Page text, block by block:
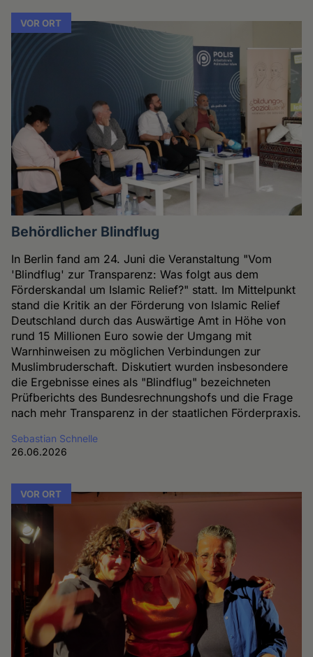
VOR ORT
Behördlicher Blindflug
In Berlin fand am 24. Juni die Veranstaltung "Vom
'Blindflug' zur Transparenz: Was folgt aus dem
Förderskandal um Islamic Relief?" statt. Im Mittelpunkt
stand die Kritik an der Förderung von Islamic Relief
Deutschland durch das Auswärtige Amt in Höhe von
rund 15 Millionen Euro sowie der Umgang mit
Warnhinweisen zu möglichen Verbindungen zur
Muslimbruderschaft. Diskutiert wurden insbesondere
die Ergebnisse eines als "Blindflug" bezeichneten
Prüfberichts des Bundesrechnungshofs und die Frage
nach mehr Transparenz in der staatlichen Förderpraxis.
Sebastian Schnelle
26.06.2026
VOR ORT